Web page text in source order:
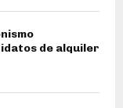
de alquiler